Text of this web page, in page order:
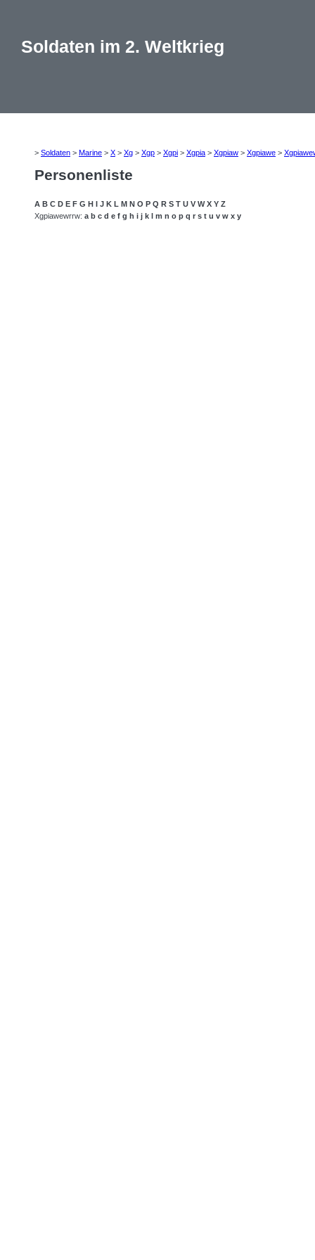
Soldaten im 2. Weltkrieg
> Soldaten > Marine > X > Xg > Xgp > Xgpi > Xgpia > Xgpiaw > Xgpiawe >
Personenliste
A B C D E F G H I J K L M N O P Q R S T U V W X Y Z
Xgpiawewrrw: a b c d e f g h i j k l m n o p q r s t u v w x y